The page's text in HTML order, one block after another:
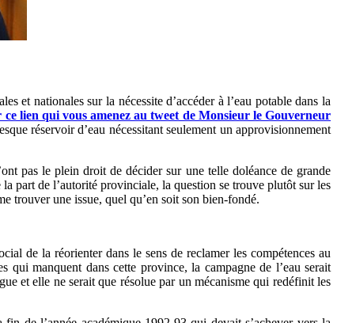
nationales sur la nécessite d’accéder à l’eau potable dans la
ce lien qui vous amenez au tweet de Monsieur le Gouverneur
réservoir d’eau nécessitant seulement un approvisionnement
pas le plein droit de décider sur une telle doléance de grande
la part de l’autorité provinciale, la question se trouve plutôt sur les
trouver une issue, quel qu’en soit son bien-fondé.
de la réorienter dans le sens de reclamer les compétences au
manquent dans cette province, la campagne de l’eau serait
et elle ne serait que résolue par un mécanisme qui redéfinit les